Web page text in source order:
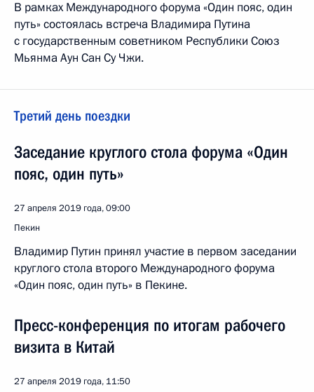
В рамках Международного форума «Один пояс, один
путь» состоялась встреча Владимира Путина
с государственным советником Республики Союз
Мьянма Аун Сан Су Чжи.
Третий день поездки
Заседание круглого стола форума «Один
пояс, один путь»
27 апреля 2019 года, 09:00
Пекин
Владимир Путин принял участие в первом заседании
круглого стола второго Международного форума
«Один пояс, один путь» в Пекине.
Пресс-конференция по итогам рабочего
визита в Китай
27 апреля 2019 года, 11:50